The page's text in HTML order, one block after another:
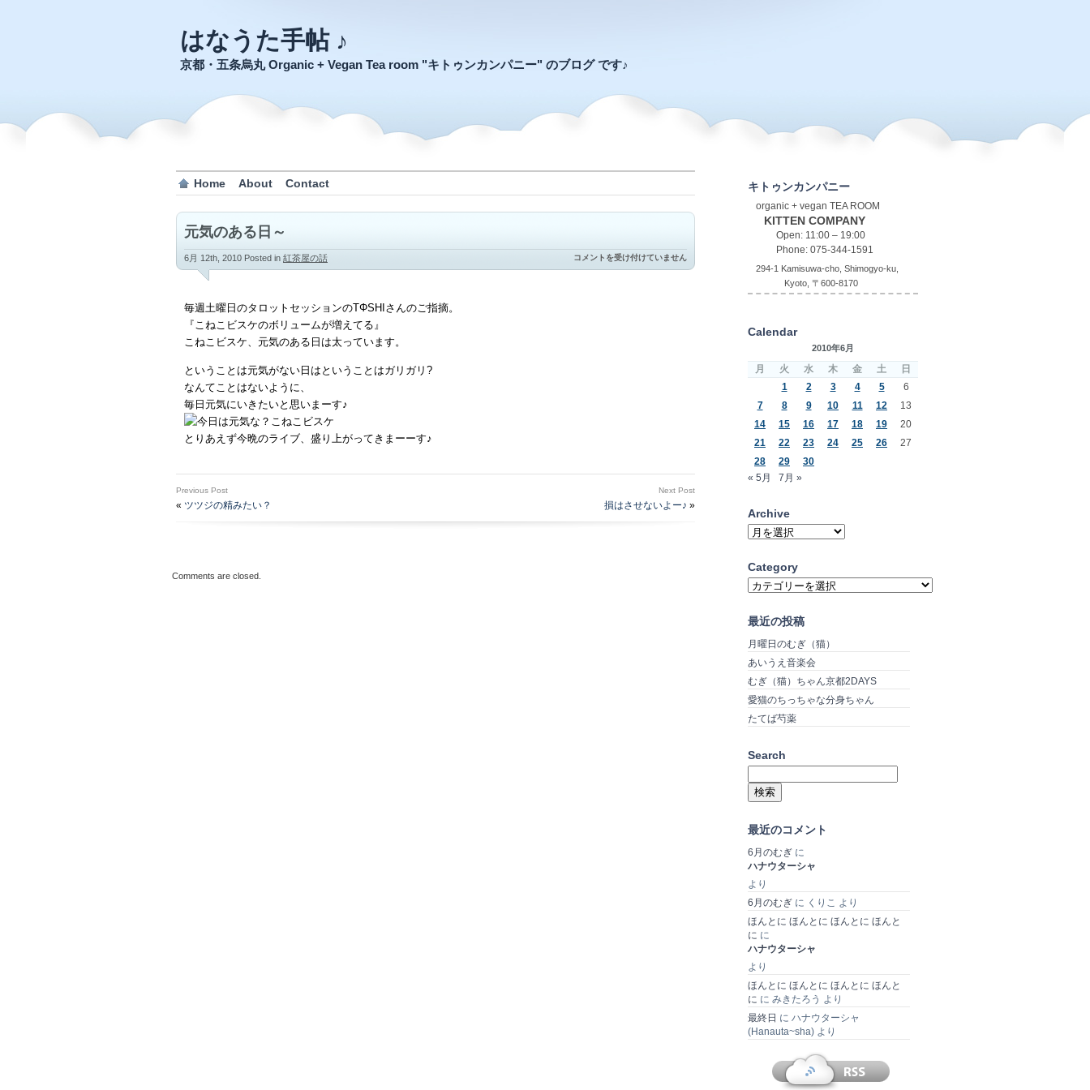
はなうた手帖 ♪
京都・五条烏丸 Organic + Vegan Tea room "キトゥンカンパニー" のブログ です♪
Home About Contact
元気のある日～
6月 12th, 2010 Posted in 紅茶屋の話
元
気
コメントを受け付けていません
毎週土曜日のタロットセッションのTΦSHIさんのご指摘。
『こねこビスケのボリュームが増えてる』
こねこビスケ、元気のある日は太っています。
ということは元気がない日はということはガリガリ?
なんてことはないように、
毎日元気にいきたいと思いまーす♪
とりあえず今晩のライブ、盛り上がってきまーーす♪
Previous Post
« ツツジの精みたい？
Next Post
損はさせないよー♪ »
Comments are closed.
キトゥンカンパニー
organic + vegan TEA ROOM
KITTEN COMPANY
Open: 11:00 – 19:00
Phone: 075-344-1591
294-1 Kamisuwa-cho, Shimogyo-ku,
Kyoto, 〒600-8170
Calendar
2010年6月
月 火 水 木 金 土
日
1
2 3 4 5
6
7
8 9 10 11 12
13
14
15 16 17 18 19
20
21
22 23 24 25 26
27
28
29
30
« 5月
7月 »
Archive
Archive
Category
Category
最近の投稿
月曜日のむぎ（猫）
あいうえ音楽会
むぎ（猫）ちゃん京都2DAYS
愛猫のちっちゃな分身ちゃん
たてば芍薬
Search
索:
最近のコメント
6月のむぎ に
ハナウターシャ
より
6月のむぎ に くりこ より
ほんとに ほんとに ほんとに ほんと
に に
ハナウターシャ
より
ほんとに ほんとに ほんとに ほんと
に に みきたろう より
最終日 に ハナウターシャ
(Hanauta~sha) より